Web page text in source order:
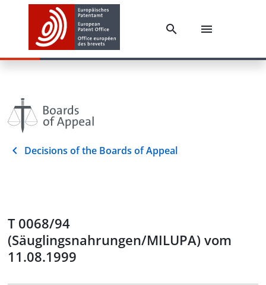
Decisions of the Boards of Appeal
T 0068/94
(Säuglingsnahrungen/MILUPA) vom
11.08.1999